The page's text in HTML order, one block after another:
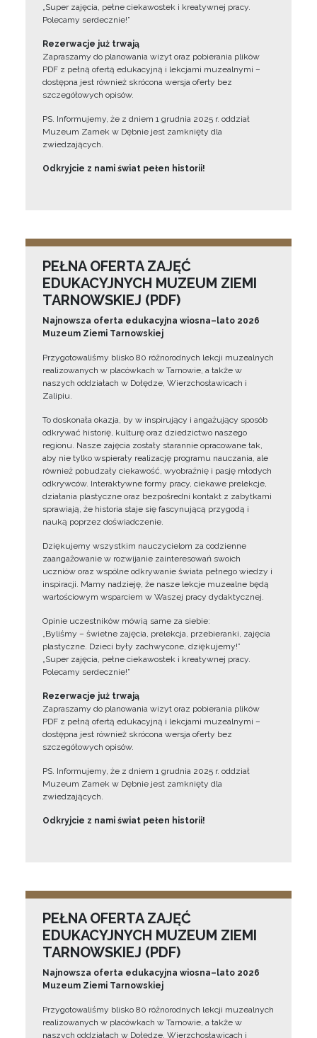
„Super zajęcia, pełne ciekawostek i kreatywnej pracy.
Polecamy serdecznie!”
Rezerwacje już trwają
Zapraszamy do planowania wizyt oraz pobierania plików
PDF z pełną ofertą edukacyjną i lekcjami muzealnymi –
dostępna jest również skrócona wersja oferty bez
szczegółowych opisów.
PS. Informujemy, że z dniem 1 grudnia 2025 r. oddział
Muzeum Zamek w Dębnie jest zamknięty dla
zwiedzających.
Odkryjcie z nami świat pełen historii!
PEŁNA OFERTA ZAJĘĆ
EDUKACYJNYCH MUZEUM ZIEMI
TARNOWSKIEJ (PDF)
Najnowsza oferta edukacyjna wiosna–lato 2026
Muzeum Ziemi Tarnowskiej
Przygotowaliśmy blisko 80 różnorodnych lekcji muzealnych
realizowanych w placówkach w Tarnowie, a także w
naszych oddziałach w Dołędze, Wierzchosławicach i
Zalipiu.
To doskonała okazja, by w inspirujący i angażujący sposób
odkrywać historię, kulturę oraz dziedzictwo naszego
regionu. Nasze zajęcia zostały starannie opracowane tak,
aby nie tylko wspierały realizację programu nauczania, ale
również pobudzały ciekawość, wyobraźnię i pasję młodych
odkrywców. Interaktywne formy pracy, ciekawe prelekcje,
działania plastyczne oraz bezpośredni kontakt z zabytkami
sprawiają, że historia staje się fascynującą przygodą i
nauką poprzez doświadczenie.
Dziękujemy wszystkim nauczycielom za codzienne
zaangażowanie w rozwijanie zainteresowań swoich
uczniów oraz wspólne odkrywanie świata pełnego wiedzy i
inspiracji. Mamy nadzieję, że nasze lekcje muzealne będą
wartościowym wsparciem w Waszej pracy dydaktycznej.
Opinie uczestników mówią same za siebie:
„Byliśmy – świetne zajęcia, prelekcja, przebieranki, zajęcia
plastyczne. Dzieci były zachwycone, dziękujemy!”
„Super zajęcia, pełne ciekawostek i kreatywnej pracy.
Polecamy serdecznie!”
Rezerwacje już trwają
Zapraszamy do planowania wizyt oraz pobierania plików
PDF z pełną ofertą edukacyjną i lekcjami muzealnymi –
dostępna jest również skrócona wersja oferty bez
szczegółowych opisów.
PS. Informujemy, że z dniem 1 grudnia 2025 r. oddział
Muzeum Zamek w Dębnie jest zamknięty dla
zwiedzających.
Odkryjcie z nami świat pełen historii!
PEŁNA OFERTA ZAJĘĆ
EDUKACYJNYCH MUZEUM ZIEMI
TARNOWSKIEJ (PDF)
Najnowsza oferta edukacyjna wiosna–lato 2026
Muzeum Ziemi Tarnowskiej
Przygotowaliśmy blisko 80 różnorodnych lekcji muzealnych
realizowanych w placówkach w Tarnowie, a także w
naszych oddziałach w Dołędze, Wierzchosławicach i